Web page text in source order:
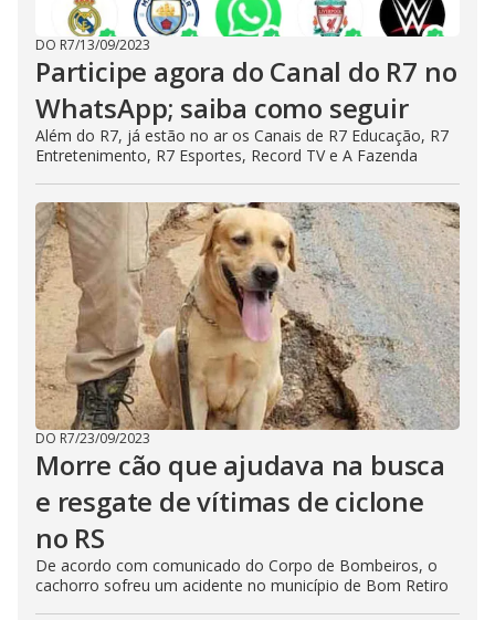
DO R7/13/09/2023
Participe agora do Canal do R7 no
WhatsApp; saiba como seguir
Além do R7, já estão no ar os Canais de R7 Educação, R7
Entretenimento, R7 Esportes, Record TV e A Fazenda
DO R7/23/09/2023
Morre cão que ajudava na busca
e resgate de vítimas de ciclone
no RS
De acordo com comunicado do Corpo de Bombeiros, o
cachorro sofreu um acidente no município de Bom Retiro